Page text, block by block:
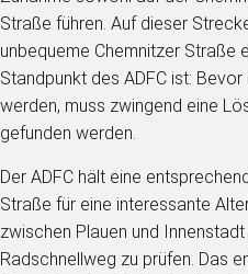
Straße führen. Auf dieser
unbequeme Chemnitzer Straße
Standpunkt des ADFC ist:
werden, muss zwingend eine
gefunden werden.
Der ADFC hält eine
Straße für eine interessante
zwischen Plauen und
Radschnellweg zu prüfen. Das